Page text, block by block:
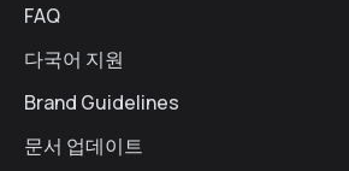
FAQ
다국어 지원
Brand Guidelines
문서 업데이트